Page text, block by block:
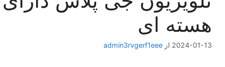
هسته ای
2024-01-13 از admin3rvgerf1eee